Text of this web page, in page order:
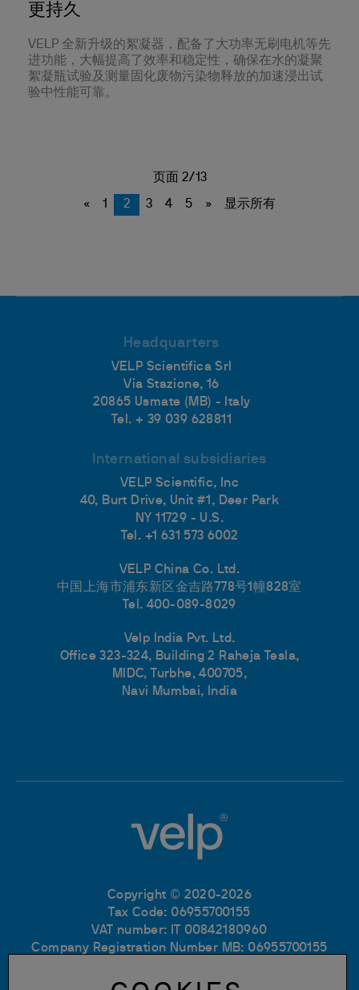
更持久
VELP 全新升级的絮凝器，配备了大功率无刷电机等先
进功能，大幅提高了效率和稳定性，确保在水的凝聚
絮凝瓶试验及测量固化废物污染物释放的加速浸出试
验中性能可靠。
页面 2/13
« 1 2 3 4 5 » 显示所有
Headquarters
VELP Scientifica Srl
Via Stazione, 16
20865 Usmate (MB) - Italy
Tel. + 39 039 628811
International subsidiaries
VELP Scientific, Inc
40, Burt Drive, Unit #1, Deer Park
NY 11729 - U.S.
Tel. +1 631 573 6002
VELP China Co. Ltd.
中国上海市浦东新区金吉路778号1幢828室
Tel. 400-089-8029
Velp India Pvt. Ltd.
Office 323-324, Building 2 Raheja Tesla,
MIDC, Turbhe, 400705,
Navi Mumbai, India
Copyright © 2020-2026
Tax Code: 06955700155
VAT number: IT 00842180960
Company Registration Number MB: 06955700155
Paid up share capital: € 500.000 fully paid.